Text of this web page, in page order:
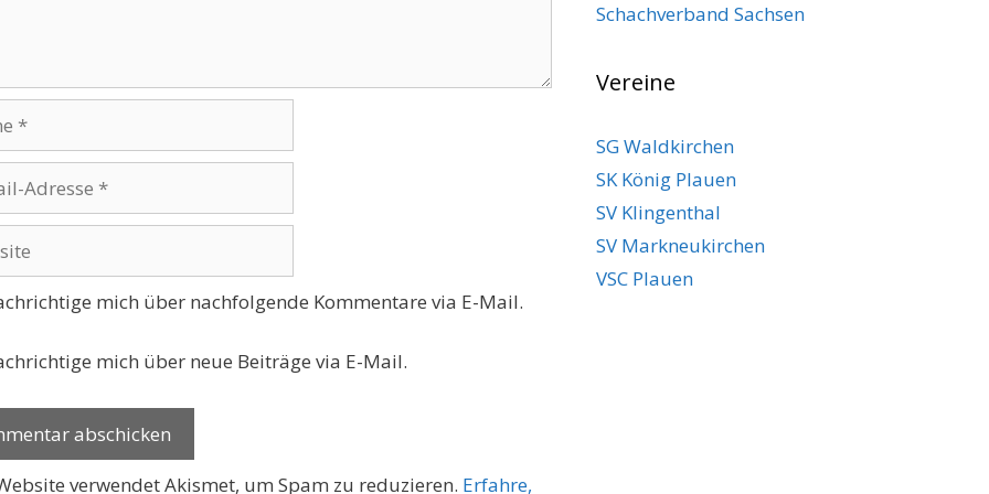
mich über nachfolgende Kommentare via E-Mail.
mich über neue Beiträge via E-Mail.
verwendet Akismet, um Spam zu reduzieren. Erfahre,
Schachverband Sachsen
Vereine
SG Waldkirchen
SK König Plauen
SV Klingenthal
SV Markneukirchen
VSC Plauen